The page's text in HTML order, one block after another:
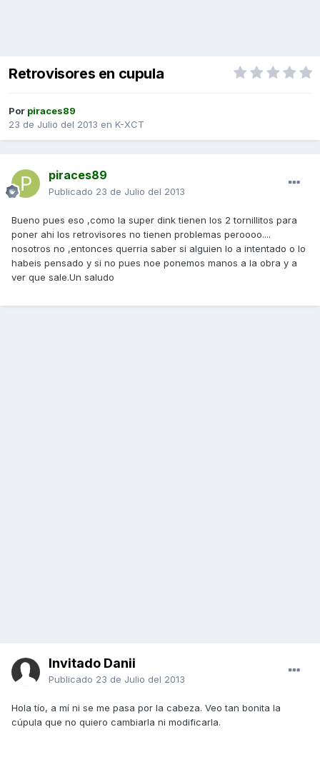
Retrovisores en cupula
Por piraces89
23 de Julio del 2013 en K-XCT
piraces89
Publicado 23 de Julio del 2013
Bueno pues eso ,como la super dink tienen los 2 tornillitos para
poner ahi los retrovisores no tienen problemas peroooo....
nosotros no ,entonces querria saber si alguien lo a intentado o lo
habeis pensado y si no pues noe ponemos manos a la obra y a
ver que sale.Un saludo
Invitado Danii
Publicado 23 de Julio del 2013
Hola tío, a mí ni se me pasa por la cabeza. Veo tan bonita la
cúpula que no quiero cambiarla ni modificarla.